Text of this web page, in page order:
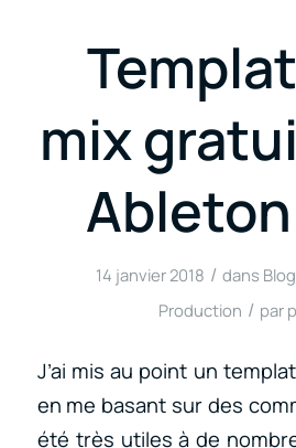
mix
14 janvier 2018 / dans
Production / par
J’ai mis au point un
en me basant sur des
été très utiles à de